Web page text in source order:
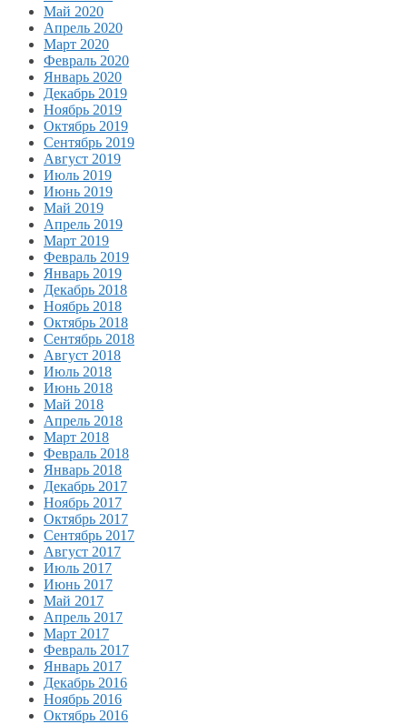
Май 2020
Апрель 2020
Март 2020
Февраль 2020
Январь 2020
Декабрь 2019
Ноябрь 2019
Октябрь 2019
Сентябрь 2019
Август 2019
Июль 2019
Июнь 2019
Май 2019
Апрель 2019
Март 2019
Февраль 2019
Январь 2019
Декабрь 2018
Ноябрь 2018
Октябрь 2018
Сентябрь 2018
Август 2018
Июль 2018
Июнь 2018
Май 2018
Апрель 2018
Март 2018
Февраль 2018
Январь 2018
Декабрь 2017
Ноябрь 2017
Октябрь 2017
Сентябрь 2017
Август 2017
Июль 2017
Июнь 2017
Май 2017
Апрель 2017
Март 2017
Февраль 2017
Январь 2017
Декабрь 2016
Ноябрь 2016
Октябрь 2016